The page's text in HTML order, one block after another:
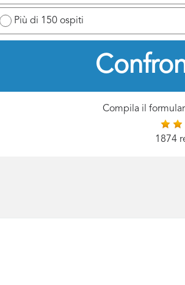
Più di 150 ospiti
Compila il
1874